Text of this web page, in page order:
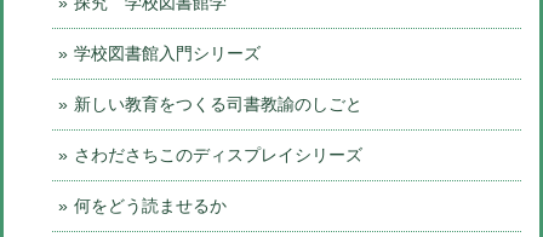
学校図書館入門シリーズ
新しい教育をつくる司書教諭のしごと
さわださちこのディスプレイシリーズ
何をどう読ませるか